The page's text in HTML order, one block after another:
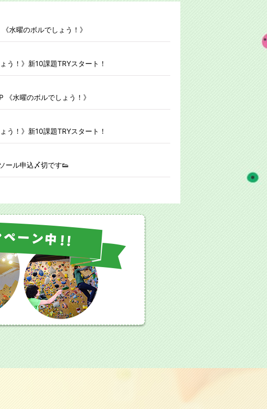
水曜のボルでしょう！》
う！》新10課題TRYスタート！
水曜のボルでしょう！》
う！》新10課題TRYスタート！
ール申込〆切です👟